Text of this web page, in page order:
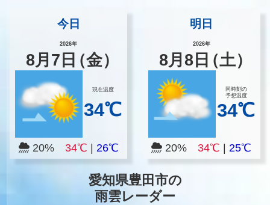
今日
2026年
8月 7 日（金）
現在温度
34℃
20% 34℃ 26℃
明日
2026年
8月8 日（土）
同時刻の
予想温度
34℃
20% 34℃ |25℃
愛知県豊田市の
雨雲レーダー